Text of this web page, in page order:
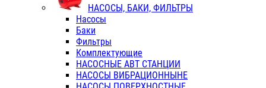
НАСОСЫ, БАКИ, ФИЛЬТРЫ
Насосы
Баки
Фильтры
Комплектующие
НАСОСНЫЕ АВТ СТАНЦИИ
НАСОСЫ ВИБРАЦИОННЫНЕ